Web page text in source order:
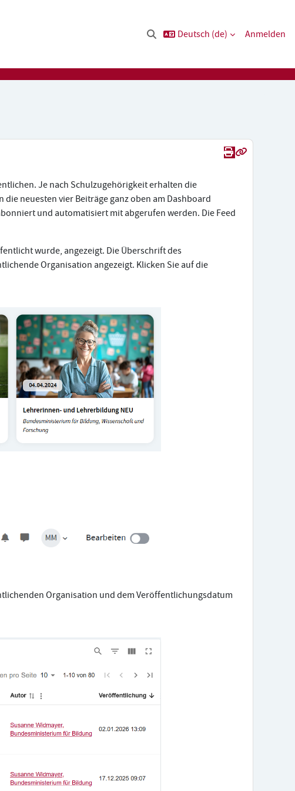
Sucheingabe umschalten
Deutsch ‎(de)‎ Anmelden
Drucken
Je nach Schulzugehörigkeit erhalten die
neuesten vier Beiträge ganz oben am Dashboard
und automatisiert mit abgerufen werden. Die Feed
wurde, angezeigt. Die Überschrift des
Organisation angezeigt. Klicken Sie auf die
Organisation und dem Veröffentlichungsdatum